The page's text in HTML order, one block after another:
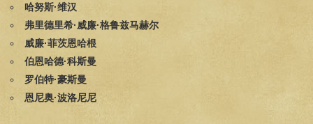
哈努斯·维汉
弗里德里希·威廉·格鲁兹马赫尔
威廉·菲茨恩哈根
伯恩哈德·科斯曼
罗伯特·豪斯曼
恩尼奥·波洛尼尼